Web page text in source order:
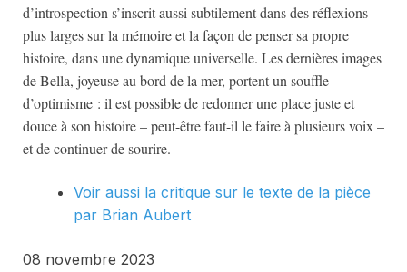
d’introspection s’inscrit aussi subtilement dans des réflexions
plus larges sur la mémoire et la façon de penser sa propre
histoire, dans une dynamique universelle. Les dernières images
de Bella, joyeuse au bord de la mer, portent un souffle
d’optimisme : il est possible de redonner une place juste et
douce à son histoire – peut-être faut-il le faire à plusieurs voix –
et de continuer de sourire.
Voir aussi la critique sur le texte de la pièce
par Brian Aubert
08 novembre 2023